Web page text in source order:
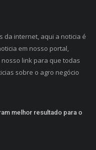
da internet, aqui a noticia é
em nosso portal,
link para que todas
sobre o agro negócio
melhor resultado para o